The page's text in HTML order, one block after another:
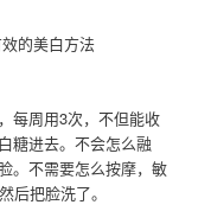
的美白方法
每周用3次，不但能收
糖进去。不会怎么融
。不需要怎么按摩，敏
后把脸洗了。